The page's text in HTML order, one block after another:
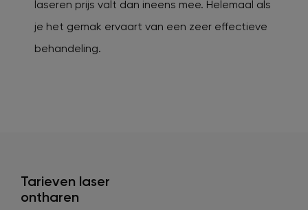
laseren prijs valt dan ineens mee. Helemaal als
je het gemak ervaart van een zeer effectieve
behandeling.
Tarieven laser
ontharen